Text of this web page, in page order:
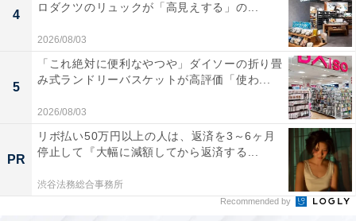
泉質が非常に良く、強アルカリ性で肌にまとわりつ
くようなとろみのあるお湯に入ると、肌がツルツ
ル・すべすべになると評判です。ほんのり香る硫黄
臭も温泉らしくて心地よく、湯上がり後も体がしっ
かりと温まります。
露天風呂の種類が豊富で、熱め・ぬるめ・冷ためな
ど複数の温度に設定されているため、自分の好みに
4
ロダクツのリュックが「高見えする」の...
2026/08/03
5
「これ絶対に便利なやつや」ダイソーの折り畳
み式ランドリーバスケットが高評価「使わ...
2026/08/03
PR
リボ払い50万円以上の人は、返済を3～6ヶ月
停止して『大幅に減額してから返済する...
渋谷法務総合事務所
Recommended by